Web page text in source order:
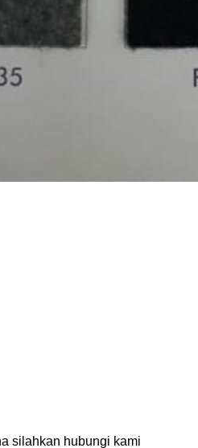
silahkan hubungi kami